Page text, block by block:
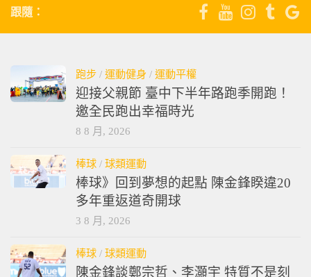
跟隨：
跑步 / 運動健身 / 運動平權
迎接父親節 臺中下半年路跑季開跑！
邀全民跑出幸福時光
8 8 月, 2026
棒球 / 球類運動
棒球》回到夢想的起點 陳金鋒睽違20
多年重返道奇開球
3 8 月, 2026
棒球 / 球類運動
陳金鋒談鄭宗哲、李灝宇 特質不是刻